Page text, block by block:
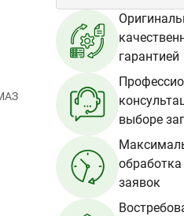
гарантией
выборе
заявок